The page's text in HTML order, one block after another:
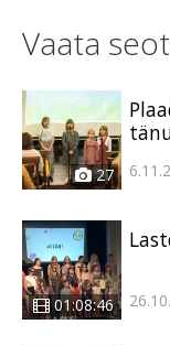
Vaata
27
01:08:46